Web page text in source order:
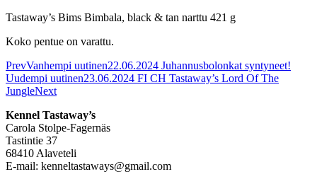
Tastaway’s Bims Bimbala, black & tan narttu 421 g
Koko pentue on varattu.
PrevVanhempi uutinen22.06.2024 Juhannusbolonkat syntyneet!
Uudempi uutinen23.06.2024 FI CH Tastaway’s Lord Of The
JungleNext
Kennel Tastaway’s
Carola Stolpe-Fagernäs
Tastintie 37
68410 Alaveteli
E-mail: kenneltastaways@gmail.com